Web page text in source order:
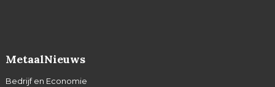
MetaalNieuws
Bedrijf en Economie